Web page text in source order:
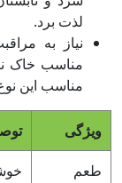
لذت برد.
نیاز به
مناسب خاک
مناسب این
ویژگی
طعم